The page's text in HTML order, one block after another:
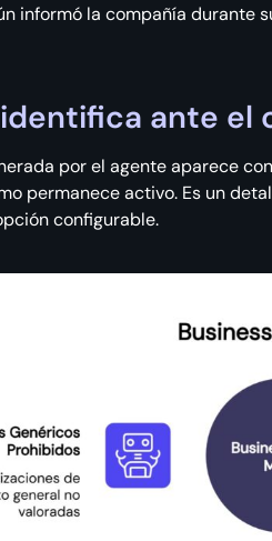
informó la compañía
ante el
por el agente aparece
permanece activo. Es un
configurable.